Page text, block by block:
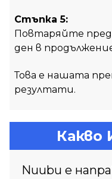
Стъпка 5:
Повтаряйте
ден в
Това е нашата
резултати.
Какво
Nuubu е